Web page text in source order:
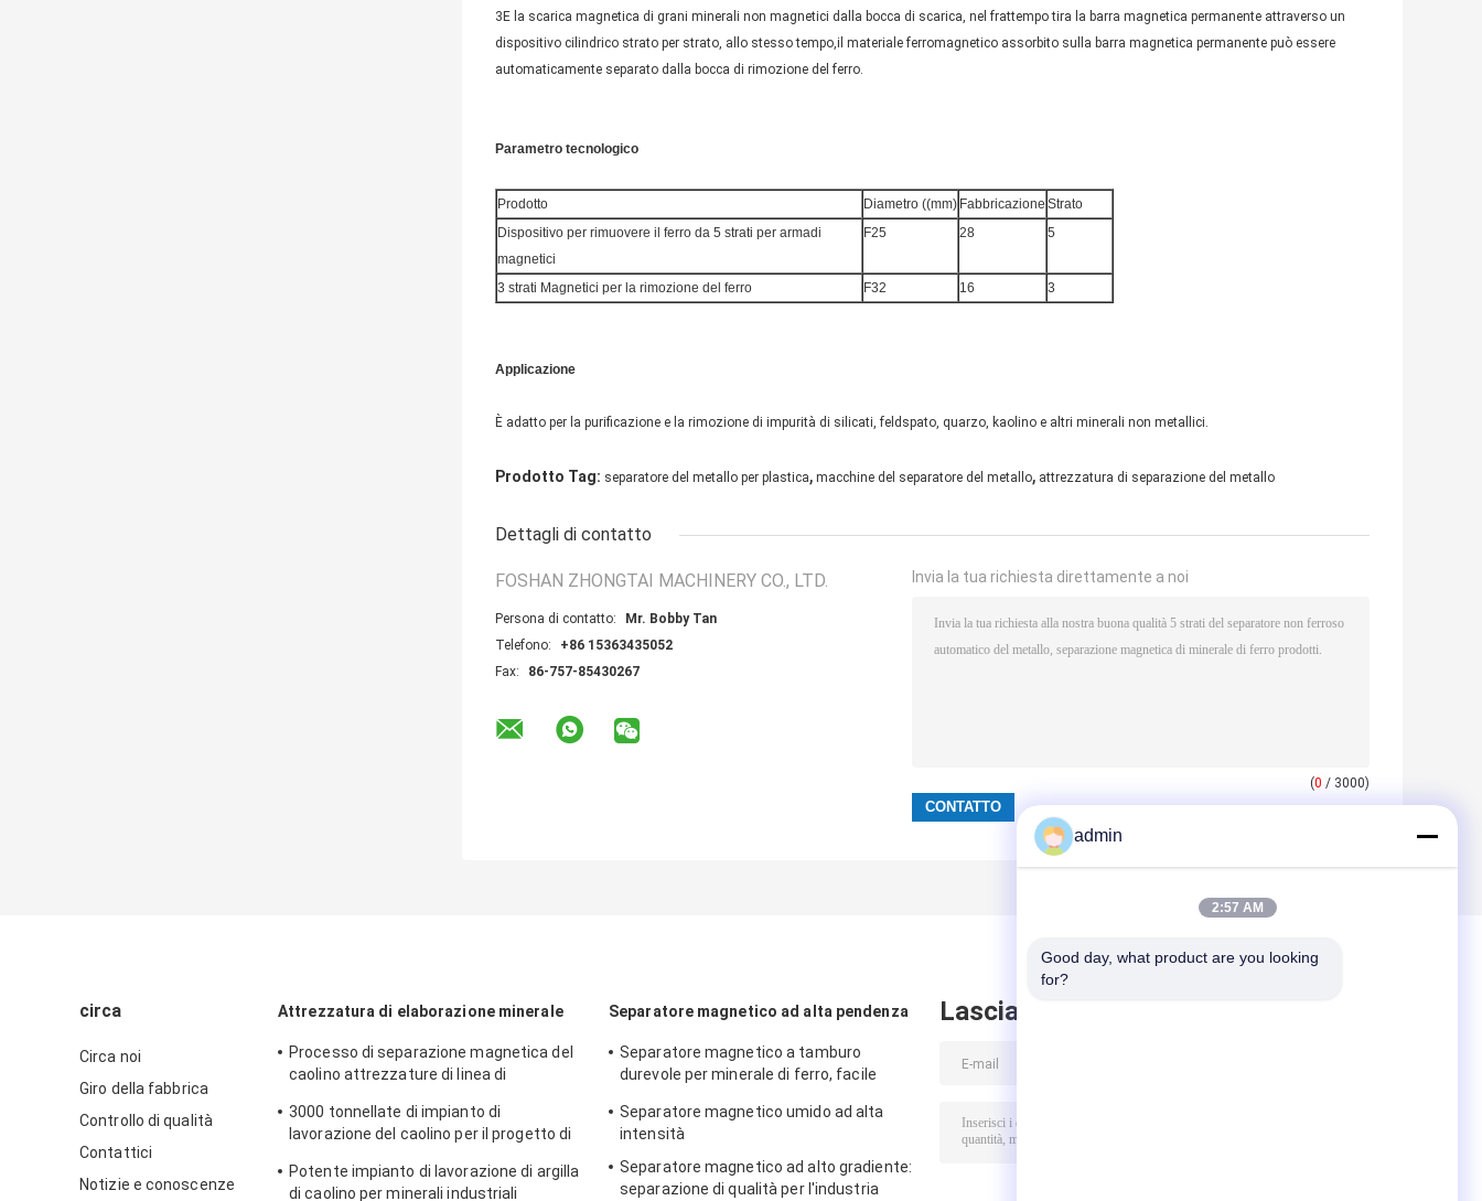
3E la scarica magnetica di grani minerali non magnetici dalla bocca di scarica, nel frattempo tira la barra magnetica permanente attraverso un
dispositivo cilindrico strato per strato, allo stesso tempo,il materiale ferromagnetico assorbito sulla barra magnetica permanente può essere
automaticamente separato dalla bocca di rimozione del ferro.
Parametro tecnologico
Prodotto Diametro ((mm) Fabbricazione Strato
Dispositivo per rimuovere il ferro da 5 strati per armadi
magnetici
F25 28 5
3 strati Magnetici per la rimozione del ferro F32 16 3
Applicazione
È adatto per la purificazione e la rimozione di impurità di silicati, feldspato, quarzo, kaolino e altri minerali non metallici.
Prodotto Tag: separatore del metallo per plastica, macchine del separatore del metallo, attrezzatura di separazione del metallo
Dettagli di contatto
FOSHAN ZHONGTAI MACHINERY CO., LTD.
Persona di contatto:
Mr. Bobby Tan
Telefono:
+86 15363435052
Fax:
86-757-85430267
Invia la tua richiesta direttamente a noi
(0 / 3000)
circa
Circa noi
Giro della fabbrica
Controllo di qualità
Contattici
Notizie e conoscenze
Attrezzatura di elaborazione minerale
Processo di separazione magnetica del
caolino attrezzature di linea di
3000 tonnellate di impianto di
lavorazione del caolino per il progetto di
Potente impianto di lavorazione di argilla
di caolino per minerali industriali
Separatore magnetico ad alta pendenza
Separatore magnetico a tamburo
durevole per minerale di ferro, facile
Separatore magnetico umido ad alta
intensità
Separatore magnetico ad alto gradiente:
separazione di qualità per l'industria
Lasciare messaggio
admin
2:57 AM
Good day, what product are you looking
for?